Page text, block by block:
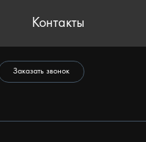
Контакты
Заказать звонок